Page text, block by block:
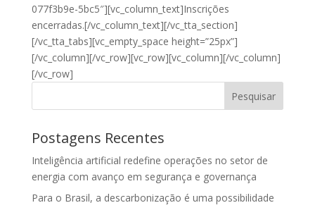
077f3b9e-5bc5″][vc_column_text]Inscrições
encerradas.[/vc_column_text][/vc_tta_section]
[/vc_tta_tabs][vc_empty_space height=”25px”]
[/vc_column][/vc_row][vc_row][vc_column][/vc_column]
[/vc_row]
Pesquisar
Postagens Recentes
Inteligência artificial redefine operações no setor de
energia com avanço em segurança e governança
Para o Brasil, a descarbonização é uma possibilidade